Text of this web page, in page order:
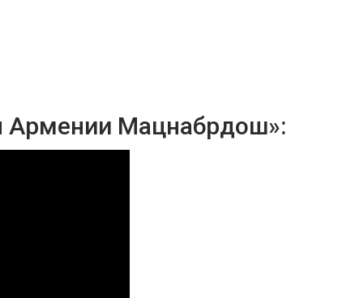
Армении Мацнабрдош»: